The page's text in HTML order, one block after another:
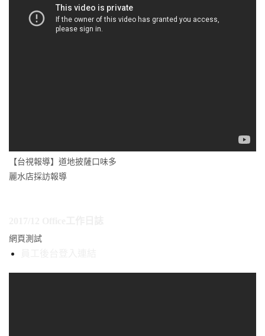
【台視報導】道地披薩口味多
麗水店採訪報導
網頁測試